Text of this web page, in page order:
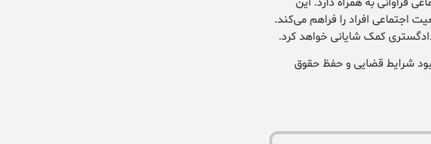
اجتماعی افراد را فراهم می‌کند.
کمک شایانی خواهد کرد.
شرایط قضایی و حفظ حقوق